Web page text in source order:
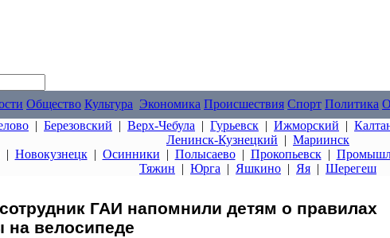
Общество Культура Экономика Происшествия Спорт Политика
| Березовский | Верх-Чебула | Гурьевск | Ижморский |
Ленинск-Кузнецкий | Мариинск
| Новокузнецк| Осинники | Полысаево| Прокопьевск|
Тяжин | Юрга | Яшкино | Яя | Шерегеш
ГАИ напомнили детям о правилах
на велосипеде